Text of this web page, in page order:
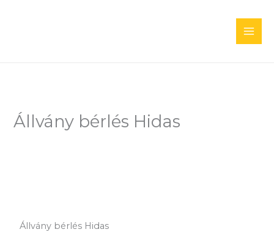
Állvány bérlés Hidas
Állvány bérlés Hidas